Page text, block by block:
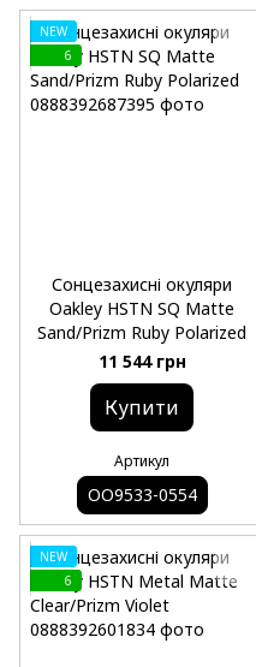
NEW
6
Сонцезахисні окуляри
Oakley HSTN SQ Matte
Sand/Prizm Ruby Polarized
11 544 грн
Купити
Артикул
OO9533-0554
NEW
6